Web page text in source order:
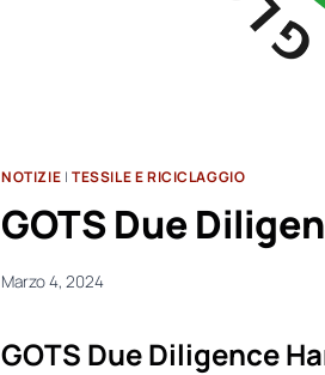
NOTIZIE | TESSILE E RICICLAGGIO
GOTS Due
Marzo 4, 2024
GOTS Due Diligence